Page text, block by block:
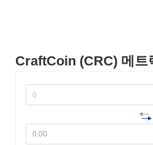
CraftCoin (CRC) 메트
것으로 예상됩니다. 또한,
요 전자상거래 플랫폼과의 전략적
것입니다. 이러한 이니셔티브는
하고 생태계를 확장하기 위해 설
티 업데이트를 통해 진행 상황이
CraftCoin의 차별점은 무엇